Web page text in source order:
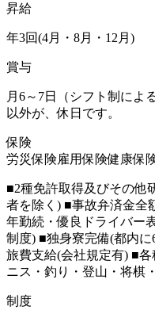
昇給
年3回(4月・8月・12月)
賞与
月6～7日（シフト制によ
以外が、休日です。
保険
労災保険雇用保険健康保
■2種免許取得及びその他
者を除く) ■事故弁済金全
年勤続・優良ドライバー
制度) ■独身寮完備(都内
旅費支給(会社規定有) ■
ニス・釣り・登山・将棋
制度